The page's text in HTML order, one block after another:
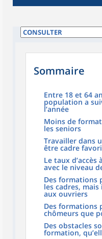
Sommaire
Entre 18 et 64
population a
l’année
Moins de
les seniors
Travailler dans
être cadre
Le taux
avec le niveau
Des formations
les cadres,
aux ouvriers
Des formations
chômeurs que
Des obstacles
formation,